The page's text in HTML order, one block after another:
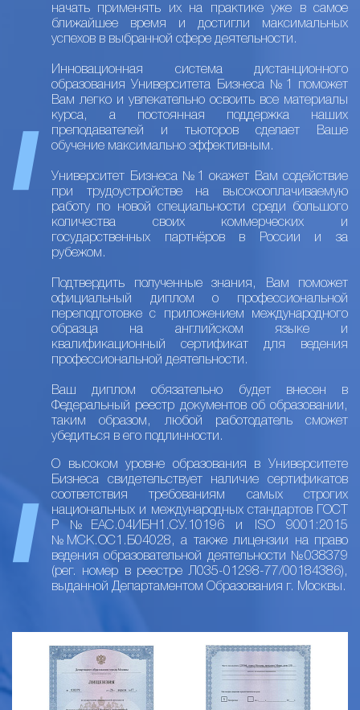
начать применять их на практике уже в самое
ближайшее время и достигли максимальных
успехов в выбранной сфере деятельности.
Инновационная система дистанционного
образования Университета Бизнеса №1 поможет
Вам легко и увлекательно освоить все материалы
курса, а постоянная поддержка наших
преподавателей и тьюторов сделает Ваше
обучение максимально эффективным.
Университет Бизнеса №1 окажет Вам содействие
при трудоустройстве на высокооплачиваемую
работу по новой специальности среди большого
количества своих коммерческих и
государственных партнёров в России и за
рубежом.
Подтвердить полученные знания, Вам поможет
официальный диплом о профессиональной
переподготовке с приложением международного
образца на английском языке и
квалификационный сертификат для ведения
профессиональной деятельности.
Ваш диплом обязательно будет внесен в
Федеральный реестр документов об образовании,
таким образом, любой работодатель сможет
убедиться в его подлинности.
О высоком уровне образования в Университете
Бизнеса свидетельствует наличие сертификатов
соответствия требованиям самых строгих
национальных и международных стандартов ГОСТ
Р №ЕАС.04ИБН1.СУ.10196 и ISO 9001:2015
№МСК.ОС1.Б04028, а также лицензии на право
ведения образовательной деятельности №038379
(рег. номер в реестре Л035-01298-77/00184386),
выданной Департаментом Образования г. Москвы.